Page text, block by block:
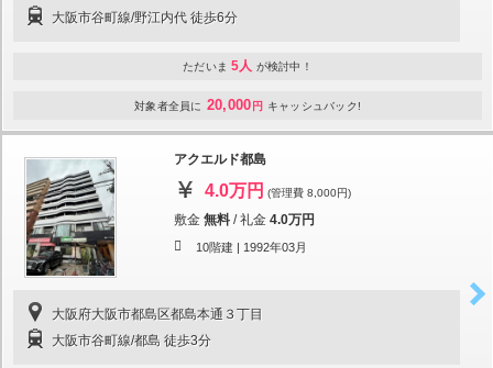
大阪市谷町線/野江内代 徒歩6分
ただいま 5人 が検討中！
対象者全員に 20,000 円 キャッシュバック!
アクエルド都島
4.0万円 (管理費 8,000円)
敷金 無料 /礼金 4.0万円
10階建 | 1992年03月
大阪府大阪市都島区都島本通３丁目
大阪市谷町線/都島 徒歩3分